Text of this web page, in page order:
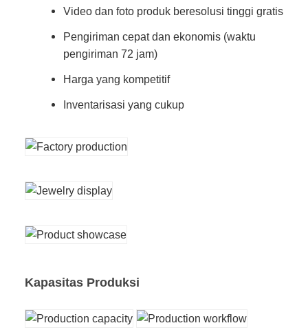
Video dan foto produk beresolusi tinggi gratis
Pengiriman cepat dan ekonomis (waktu
pengiriman 72 jam)
Harga yang kompetitif
Inventarisasi yang cukup
Kapasitas Produksi